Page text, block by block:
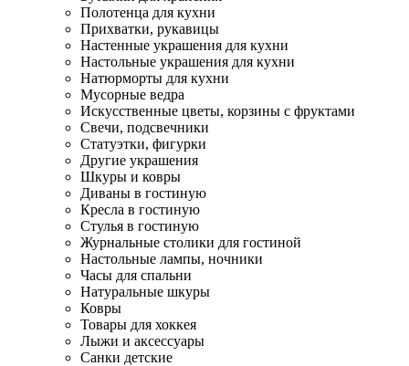
Полотенца для кухни
Прихватки, рукавицы
Настенные украшения для кухни
Настольные украшения для кухни
Натюрморты для кухни
Мусорные ведра
Искусственные цветы, корзины с фруктами
Свечи, подсвечники
Статуэтки, фигурки
Другие украшения
Шкуры и ковры
Диваны в гостиную
Кресла в гостиную
Стулья в гостиную
Журнальные столики для гостиной
Настольные лампы, ночники
Часы для спальни
Натуральные шкуры
Ковры
Товары для хоккея
Лыжи и аксессуары
Санки детские